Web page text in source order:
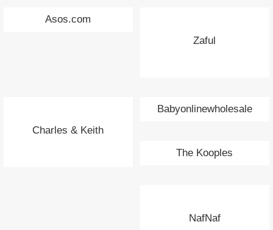
Asos.com
Zaful
Charles & Keith
Babyonlinewholesale
The Kooples
NafNaf